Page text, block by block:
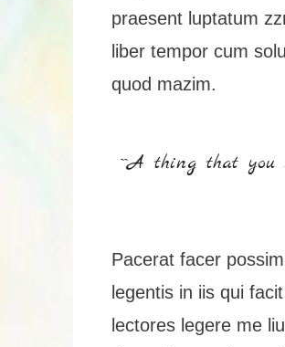
praesent luptatum
liber tempor cum
quod mazim.
``A thing that
Pacerat facer
legentis in iis qui
lectores legere me